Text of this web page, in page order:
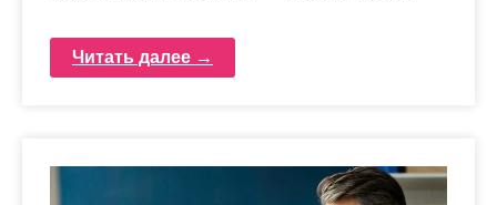
Читать далее →